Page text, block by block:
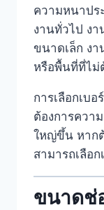
ความหนาปร
งานทั่วไป งา
ขนาดเล็ก ง
หรือพื้นที่ที่ไม่
การเลือกเบ
ต้องการควา
ใหญ่ขึ้น หากต้
สามารถเลือก
ขนาดช่